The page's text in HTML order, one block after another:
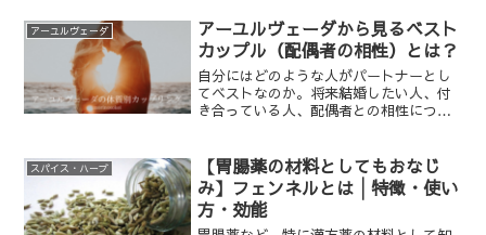
アーユルヴェーダ
アーユルヴェーダから見るベスト
カップル（配偶者の相性）とは？
自分にはどのような人がパートナーとし
てベストなのか。将来結婚したい人、付
き合っている人、配偶者との相性につい
の教本の中に、上記に関するアーユルヴ
ェーダならではの基準があ...
スパイス・ハーブ
【胃腸薬の材料としてもおなじ
み】フェンネルとは│特徴・使い
方・効能